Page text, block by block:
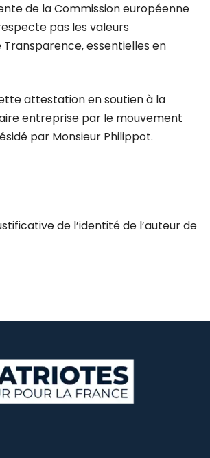
de la Commission européenne
pas les valeurs
essentielles en
attestation en soutien à la
entreprise par le mouvement
par Monsieur Philippot.
de l’identité de l’auteur de